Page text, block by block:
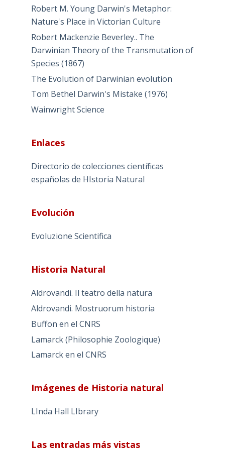
Robert M. Young Darwin's Metaphor:
Nature's Place in Victorian Culture
Robert Mackenzie Beverley.. The
Darwinian Theory of the Transmutation of
Species (1867)
The Evolution of Darwinian evolution
Tom Bethel Darwin's Mistake (1976)
Wainwright Science
Enlaces
Directorio de colecciones científicas
españolas de HIstoria Natural
Evolución
Evoluzione Scientifica
Historia Natural
Aldrovandi. Il teatro della natura
Aldrovandi. Mostruorum historia
Buffon en el CNRS
Lamarck (Philosophie Zoologique)
Lamarck en el CNRS
Imágenes de Historia natural
LInda Hall LIbrary
Las entradas más vistas